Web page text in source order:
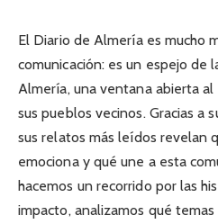
El Diario de Almería es mucho
comunicación: es un espejo de
Almería, una ventana abierta
sus pueblos vecinos. Gracias a
sus relatos más leídos revelan
emociona y qué une a esta
hacemos un recorrido por las
impacto, analizamos qué